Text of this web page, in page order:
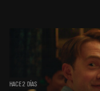
HACE 2 DÍAS